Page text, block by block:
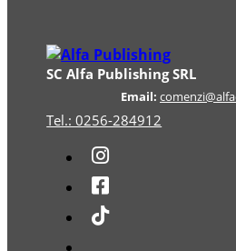
SC Alfa Publishing SRL
Email:
Tel.: 0256-284912